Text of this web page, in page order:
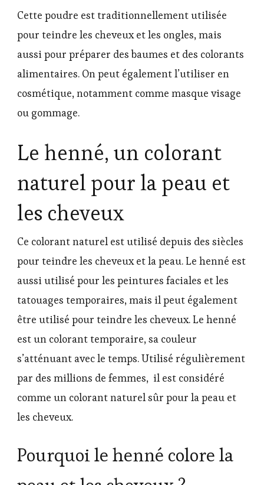
Cette poudre est traditionnellement utilisée
pour teindre les cheveux et les ongles, mais
aussi pour préparer des baumes et des colorants
alimentaires. On peut également l’utiliser en
cosmétique, notamment comme masque visage
ou gommage.
Le henné, un colorant
naturel pour la peau et
les cheveux
Ce colorant naturel est utilisé depuis des siècles
pour teindre les cheveux et la peau. Le henné est
aussi utilisé pour les peintures faciales et les
tatouages temporaires, mais il peut également
être utilisé pour teindre les cheveux. Le henné
est un colorant temporaire, sa couleur
s’atténuant avec le temps. Utilisé régulièrement
par des millions de femmes, il est considéré
comme un colorant naturel sûr pour la peau et
les cheveux.
Pourquoi le henné colore la